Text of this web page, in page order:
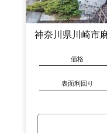
神奈川県川崎市
価格
表面利回り